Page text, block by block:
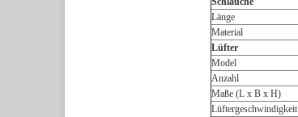
Länge
Material
Lüfter
Model
Anzahl
Maße (L x B x H)
Lüftergeschwindigkeit